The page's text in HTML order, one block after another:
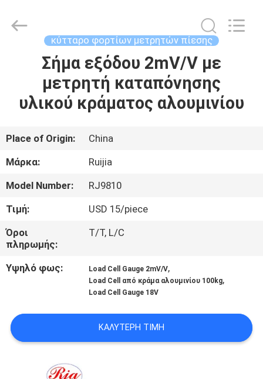
ΠΡΟΪΌΝΤΑ
ΒΊΝΤΕΟ
ΕΜΕΊΣ
ΓΎΡΟΣ
ΕΡΓΟΣΤΑΣΊΩΝ
ΈΛΕΓΧΟΣ
ΜΑΣ
ΕΛΆΤΕ
Instruments
κύτταρο φορτίων μετρητών πίεσης
Σήμα εξόδου 2mV/V με
μετρητή καταπόνησης
υλικού κράματος αλουμινίου
Place of Origin:
China
Μάρκα:
Ruijia
Model Number:
RJ9810
Τιμή:
USD 15/piece
Όροι
πληρωμής:
T/T, L/C
Υψηλό φως: Load Cell Gauge 2mV/V,
Load Cell από κράμα αλουμινίου 100kg,
Load Cell Gauge 18V
ΚΑΛΎΤΕΡΗ ΤΙΜΉ